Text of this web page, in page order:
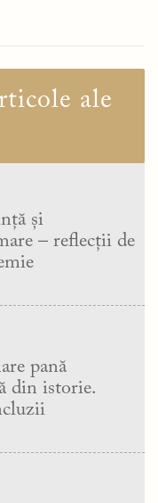
ale
și
– reflecții de
pană
din istorie.